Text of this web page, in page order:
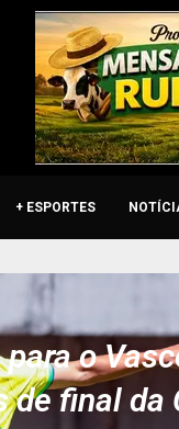
+ ESPORTES
o
final da